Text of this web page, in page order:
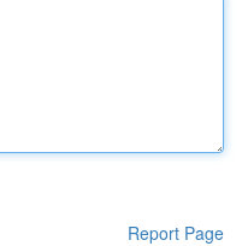
Report Page